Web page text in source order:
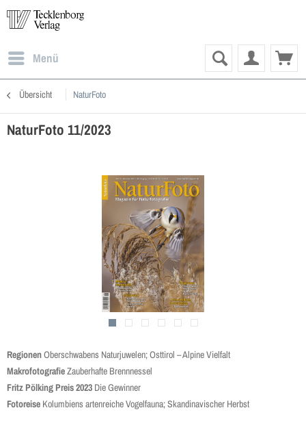
Menü
Übersicht NaturFoto
NaturFoto 11/2023
RegionenOberschwabens Naturjuwelen; Osttirol – Alpine Vielfalt
Makro­fotografieZauberhafte Brennnessel
Fritz Pölking Preis 2023 Die Gewinner
Fotoreise Kolumbiens artenreiche Vogelfauna; Skandinavischer Herbst